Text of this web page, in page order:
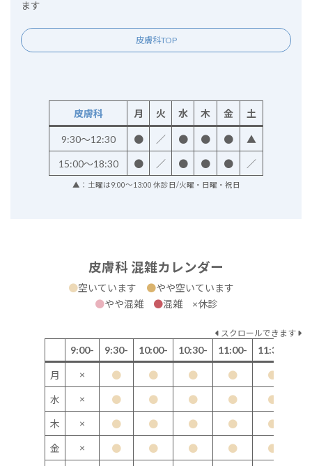
ます
皮膚科TOP
皮膚科 月 火 水 木 金 土
9:30～12:30 ● ／ ● ● ● ▲
15:00～18:30 ● ／ ● ● ● ／
▲：土曜は9:00～13:00 休診日/火曜・日曜・祝日
皮膚科 混雑カレンダー
●空いています ●やや空いています
●やや混雑 ●混雑 ×休診
スクロールできます
9:00- 9:30- 10:00- 10:30- 11:00- 11:30-
月 × ● ● ● ● ●
水 × ● ● ● ● ●
木 × ● ● ● ● ●
金 × ● ● ● ● ●